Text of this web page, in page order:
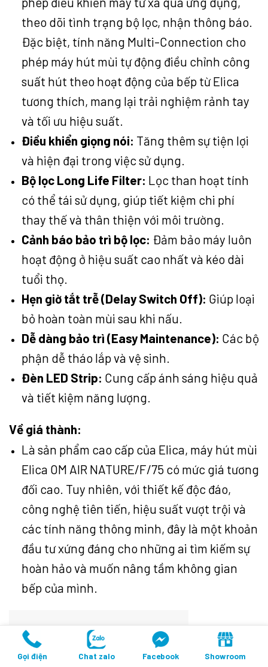
theo dõi tình trạng bộ lọc, nhận thông báo.
Đặc biệt, tính năng Multi-Connection cho
phép máy hút mùi tự động điều chỉnh công
suất hút theo hoạt động của bếp từ Elica
tương thích, mang lại trải nghiệm rảnh tay
và tối ưu hiệu suất.
Điều khiển giọng nói: Tăng thêm sự tiện lợi
và hiện đại trong việc sử dụng.
Bộ lọc Long Life Filter: Lọc than hoạt tính
có thể tái sử dụng, giúp tiết kiệm chi phí
thay thế và thân thiện với môi trường.
Cảnh báo bảo trì bộ lọc: Đảm bảo máy luôn
hoạt động ở hiệu suất cao nhất và kéo dài
tuổi thọ.
Hẹn giờ tắt trễ (Delay Switch Off): Giúp loại
bỏ hoàn toàn mùi sau khi nấu.
Dễ dàng bảo trì (Easy Maintenance): Các bộ
phận dễ tháo lắp và vệ sinh.
Đèn LED Strip: Cung cấp ánh sáng hiệu quả
và tiết kiệm năng lượng.
Về giá thành:
Là sản phẩm cao cấp của Elica, máy hút mùi
Elica OM AIR NATURE/F/75 có mức giá tương
đối cao. Tuy nhiên, với thiết kế độc đáo,
công nghệ tiên tiến, hiệu suất vượt trội và
các tính năng thông minh, đây là một khoản
đầu tư xứng đáng cho những ai tìm kiếm sự
hoàn hảo và muốn nâng tầm không gian
bếp của mình.
Gọi điện Chat zalo Facebook Showroom